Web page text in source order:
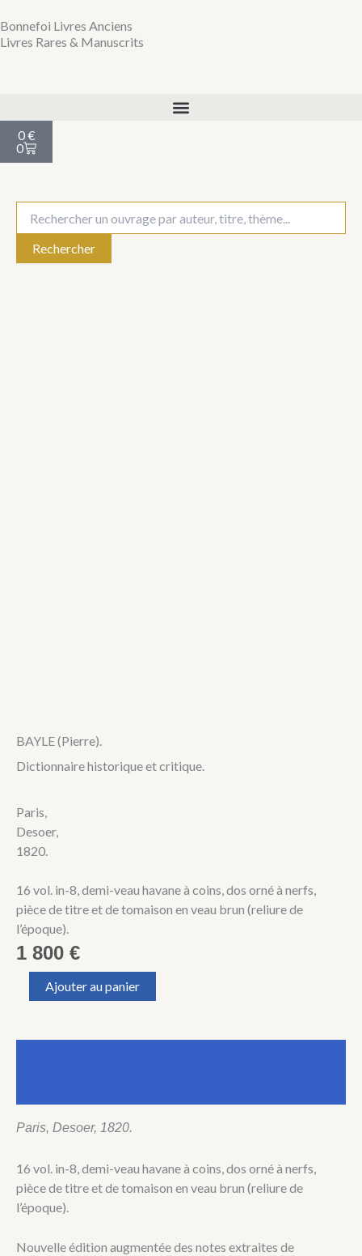
au
contenu
Bonnefoi Livres Anciens
Livres Rares & Manuscrits
0€
0
Panier
BAYLE (Pierre).
Dictionnaire historique et critique.
Paris,
Desoer,
1820.
16 vol. in-8, demi-veau havane à coins, dos orné à nerfs,
pièce de titre et de tomaison en veau brun (reliure de
l’époque).
1 800 €
Dictionnaire
Ajouter au panier
Paris, Desoer, 1820.
16 vol. in-8, demi-veau havane à coins, dos orné à nerfs,
pièce de titre et de tomaison en veau brun (reliure de
l’époque).
Nouvelle édition augmentée des notes extraites de